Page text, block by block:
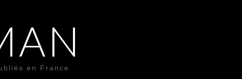
en France